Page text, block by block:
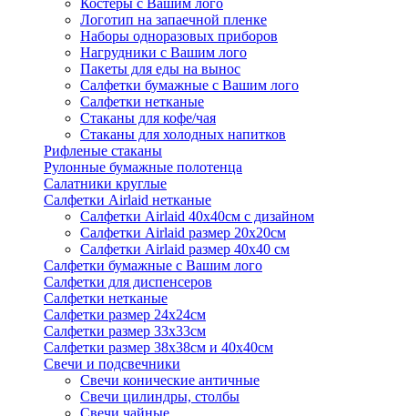
Костеры с Вашим лого
Логотип на запаечной пленке
Наборы одноразовых приборов
Нагрудники с Вашим лого
Пакеты для еды на вынос
Салфетки бумажные с Вашим лого
Салфетки нетканые
Стаканы для кофе/чая
Стаканы для холодных напитков
Рифленые стаканы
Рулонные бумажные полотенца
Салатники круглые
Салфетки Airlaid нетканые
Салфетки Airlaid 40х40см с дизайном
Салфетки Airlaid размер 20х20см
Салфетки Airlaid размер 40х40 см
Салфетки бумажные с Вашим лого
Салфетки для диспенсеров
Салфетки нетканые
Салфетки размер 24х24см
Салфетки размер 33х33см
Салфетки размер 38х38см и 40х40см
Свечи и подсвечники
Свечи конические античные
Свечи цилиндры, столбы
Свечи чайные